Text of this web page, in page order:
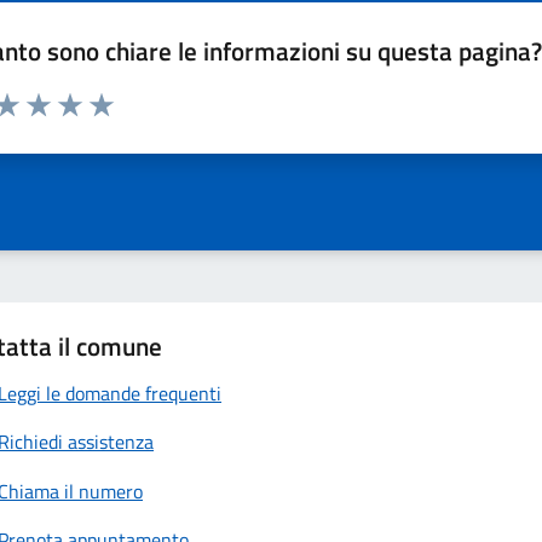
sono chiare le informazioni su questa pagina?
1 a 5 stelle la pagina
il comune
Leggi le domande frequenti
Richiedi assistenza
Chiama il numero